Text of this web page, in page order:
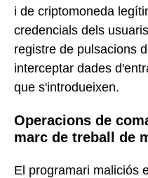
i de criptomoneda
credencials dels
registre de pulsacions
interceptar dades
que s'introdueixen.
Operacions de
marc de treball de
El programari maliciós